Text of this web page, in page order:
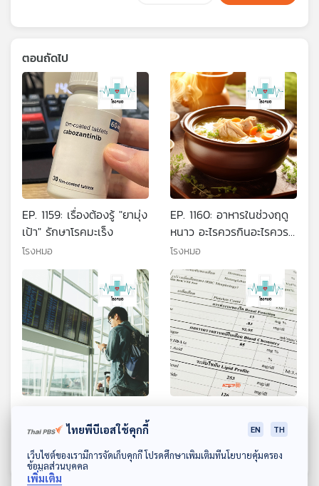
ดาวน์โหลด Thai PBS Podcast Application
ตอนถัดไป
EP. 1159: เรื่องต้องรู้ "ยามุ่ง
เป้า" รักษาโรคมะเร็ง
โรงหมอ
EP. 1160: อาหารในช่วงฤดู
หนาว อะไรควรกินอะไรควร
เลี่ยง
โรงหมอ
อาการ ที่อาจถูกห้ามขึ้น
เครื่องบิน
โรงหมอ
หมายที่ซ่อนเร้นจากผลตรวจ
สุขภาพ
โรงหมอ
ไทยพีบีเอสใช้คุกกี้ EN TH
เว็บไซต์ของเรามีการจัดเก็บคุกกี้ โปรดศึกษาเพิ่มเติมที่นโยบายคุ้มครอง
ข้อมูลส่วนบุคคล
เพิ่มเติม